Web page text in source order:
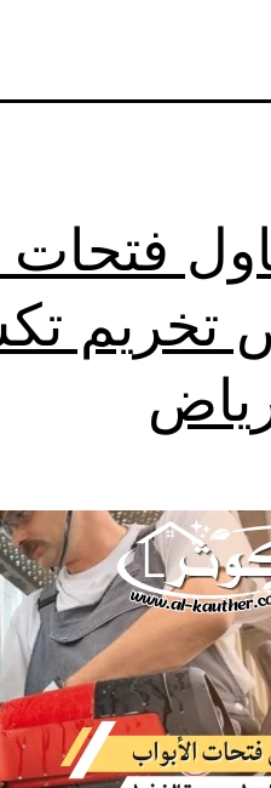
فتحات
تخريم